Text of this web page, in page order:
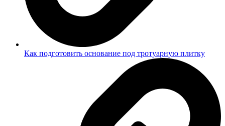
Как подготовить основание под тротуарную плитку